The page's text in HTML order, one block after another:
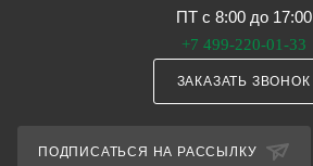
ПТ с 8:00 до 17:00
+7 499-220-01-33
ЗАКАЗАТЬ ЗВОНОК
ПОДПИСАТЬСЯ НА РАССЫЛКУ